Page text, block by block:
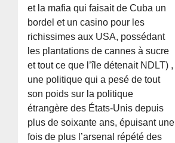
et la mafia qui faisait de Cuba un
bordel et un casino pour les
richissimes aux USA, possédant
les plantations de cannes à sucre
et tout ce que l’île détenait NDLT) ,
une politique qui a pesé de tout
son poids sur la politique
étrangère des États-Unis depuis
plus de soixante ans, épuisant une
fois de plus l’arsenal répété des